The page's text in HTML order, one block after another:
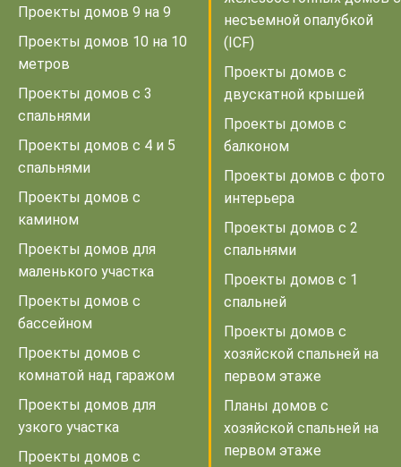
Проекты домов 9 на 9
Проекты домов 10 на 10
метров
Проекты домов с 3
спальнями
Проекты домов с 4 и 5
спальнями
Проекты домов с
камином
Проекты домов для
маленького участка
Проекты домов с
бассейном
Проекты домов с
комнатой над гаражом
Проекты домов для
узкого участка
Проекты домов с
несъемной опалубкой
(ICF)
Проекты домов с
двускатной крышей
Проекты домов с
балконом
Проекты домов с фото
интерьера
Проекты домов с 2
спальнями
Проекты домов с 1
спальней
Проекты домов с
хозяйской спальней на
первом этаже
Планы домов с
хозяйской спальней на
первом этаже